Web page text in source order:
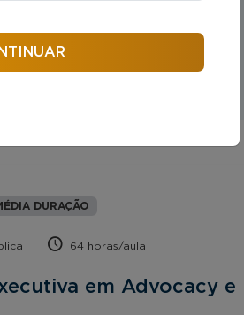
política e
DURAÇÃO
64 horas/aula
em Advocacy e